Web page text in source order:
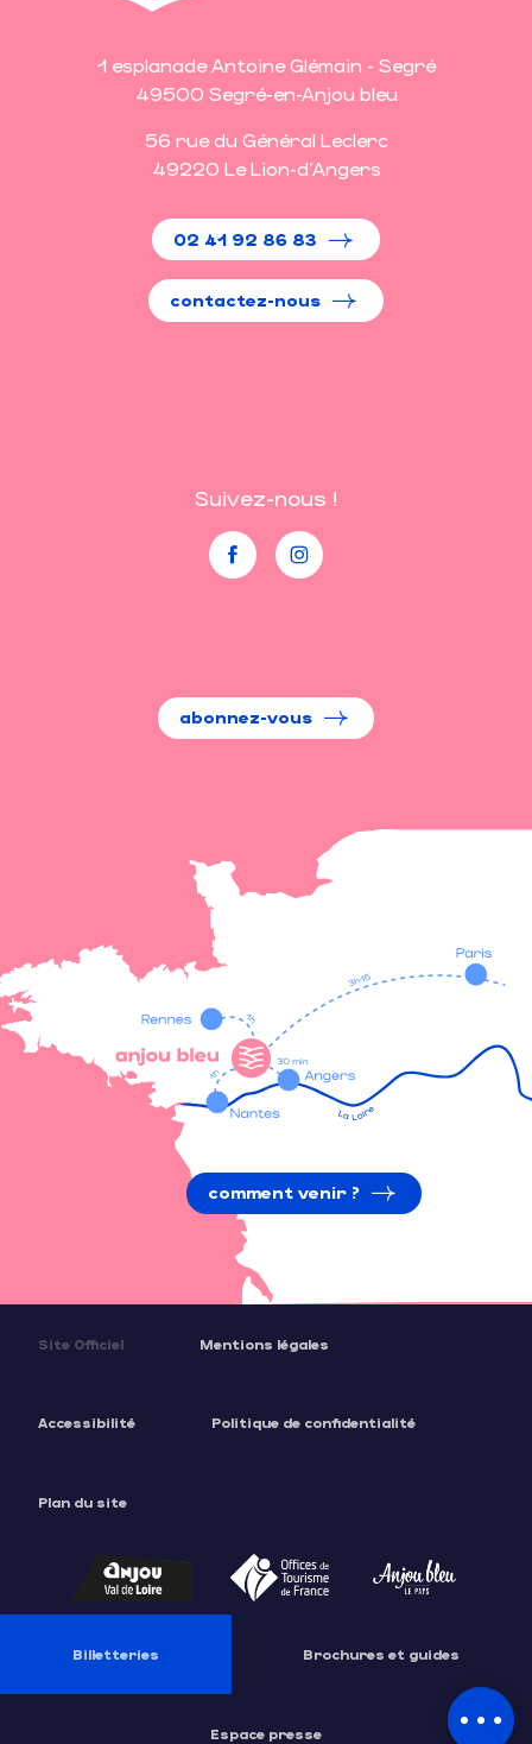
Description
Tarifs
1 esplanade Antoine Glémain - Segré
49500 Segré-en-Anjou bleu
56 rue du Général Leclerc
49220 Le Lion-d'Angers
02 41 92 86 83
contactez-nous
Suivez-nous !
abonnez-vous
comment venir ?
Site Officiel Mentions légales
Accessibilité Politique de confidentialité
Plan du site
Billetteries Brochures et guides
Espace presse